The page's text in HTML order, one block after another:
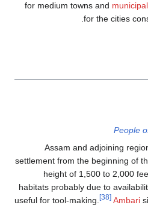
for medium towns and
for the cities
Assam and adjoining
settlement from the beginning
height of 1,500 to
habitats probably due to
useful for tool-making.